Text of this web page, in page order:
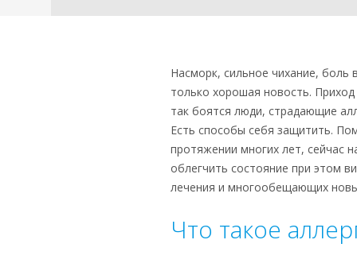
Насморк, сильное чихание,
только хорошая новость.
так боятся люди, страдающие
Есть способы себя защитить.
протяжении многих лет, сейчас
облегчить состояние при этом
лечения и многообещающих
Что такое